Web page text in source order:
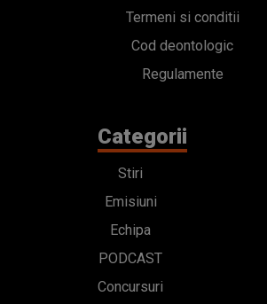
Termeni si conditii
Cod deontologic
Regulamente
Categorii
Stiri
Emisiuni
Echipa
PODCAST
Concursuri